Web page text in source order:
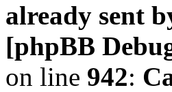
already sent
[phpBB
on line 942: